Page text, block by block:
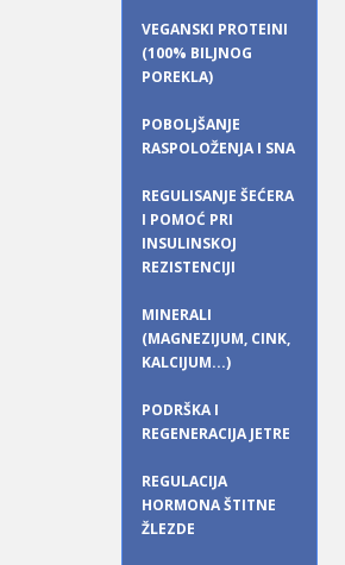
VEGANSKI PROTEINI
(100% BILJNOG
POREKLA)
POBOLJŠANJE
RASPOLOŽENJA I SNA
REGULISANJE ŠEĆERA
I POMOĆ PRI
INSULINSKOJ
REZISTENCIJI
MINERALI
(MAGNEZIJUM, CINK,
KALCIJUM...)
PODRŠKA I
REGENERACIJA JETRE
REGULACIJA
HORMONA ŠTITNE
ŽLEZDE